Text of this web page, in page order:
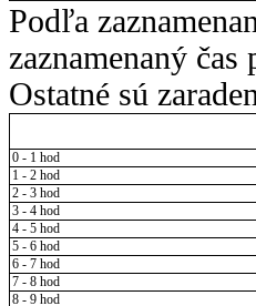
Podľa
zaznamenaný
Ostatné sú
0 - 1 hod
1 - 2 hod
2 - 3 hod
3 - 4 hod
4 - 5 hod
5 - 6 hod
6 - 7 hod
7 - 8 hod
8 - 9 hod